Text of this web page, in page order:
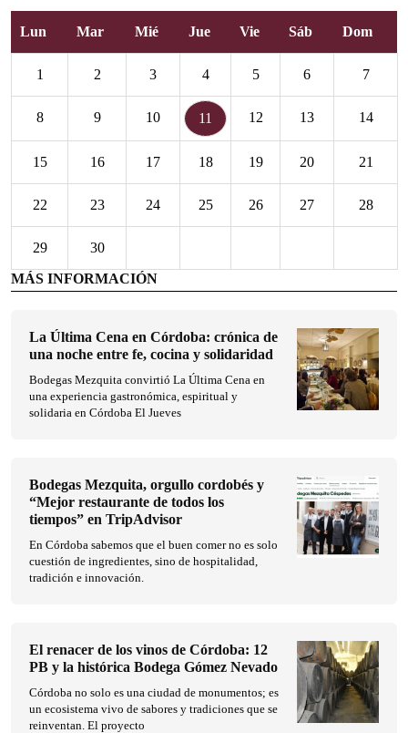
Lun Mar Mié Jue Vie Sáb Dom
1 2 3 4 5 6 7
8 9 10 11 12 13 14
15 16 17 18 19 20 21
22 23 24 25 26 27 28
29
30
MÁS INFORMACIÓN
La Última Cena en Córdoba: crónica de
una noche entre fe, cocina y solidaridad
Bodegas Mezquita convirtió La Última Cena en
una experiencia gastronómica, espiritual y
solidaria en Córdoba El Jueves
Bodegas Mezquita, orgullo cordobés y
“Mejor restaurante de todos los
tiempos” en TripAdvisor
En Córdoba sabemos que el buen comer no es solo
cuestión de ingredientes, sino de hospitalidad,
tradición e innovación.
El renacer de los vinos de Córdoba: 12
PB y la histórica Bodega Gómez Nevado
Córdoba no solo es una ciudad de monumentos; es
un ecosistema vivo de sabores y tradiciones que se
reinventan. El proyecto